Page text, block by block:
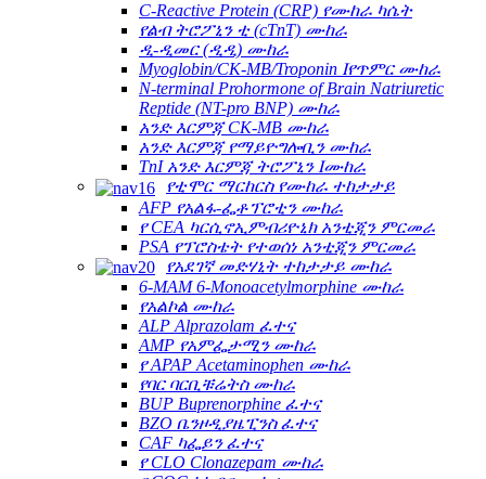
C-Reactive Protein (CRP) የሙከራ ካሴት
የልብ ትሮፖኒን ቲ (cTnT) ሙከራ
ዲ-ዲመር (ዲዲ) ሙከራ
Myoglobin/CK-MB/Troponin Ⅰየጥምር ሙከራ
N-terminal Prohormone of Brain Natriuretic
Reptide (NT-pro BNP) ሙከራ
አንድ እርምጃ CK-MB ሙከራ
አንድ እርምጃ የማይዮግሎቢን ሙከራ
TnI አንድ እርምጃ ትሮፖኒን Ⅰሙከራ
የቲሞር ማርከርስ የሙከራ ተከታታይ
AFP የአልፋ-ፌቶፕሮቲን ሙከራ
የ CEA ካርሲኖኢምብሪዮኒክ አንቲጂን ምርመራ
PSA የፕሮስቴት የተወሰነ አንቲጂን ምርመራ
የአደገኛ መድሃኒት ተከታታይ ሙከራ
6-MAM 6-Monoacetylmorphine ሙከራ
የአልኮል ሙከራ
ALP Alprazolam ፈተና
AMP የአምፌታሚን ሙከራ
የ APAP Acetaminophen ሙከራ
የባር ባርቢቹሬትስ ሙከራ
BUP Buprenorphine ፈተና
BZO ቤንዞዲያዜፒንስ ፈተና
CAF ካፌይን ፈተና
የ CLO Clonazepam ሙከራ